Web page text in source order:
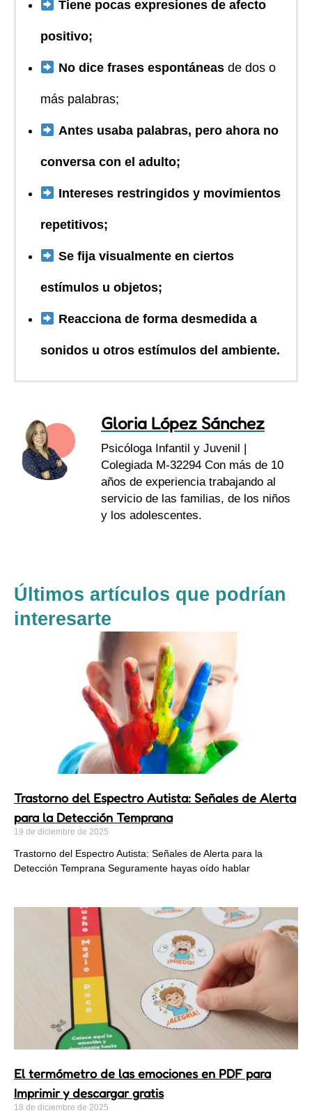
Tiene pocas expresiones de afecto
positivo;
No dice frases espontáneasde dos o
más palabras;
Antes usaba palabras, pero ahora no
conversa con el adulto;
Intereses restringidos y movimientos
repetitivos;
Se fija visualmente en ciertos
estímulos u objetos;
Reacciona de forma desmedida a
sonidos u otros estímulos del ambiente.
Gloria López Sánchez
Psicóloga Infantil y Juvenil |
Colegiada M-32294 Con más de 10
años de experiencia trabajando al
servicio de las familias, de los niños
y los adolescentes.
Últimos artículos que podrían
interesarte
Trastorno del Espectro Autista: Señales de Alerta
para la Detección Temprana
19 de diciembre de 2025
Trastorno del Espectro Autista: Señales de Alerta para la
Detección Temprana Seguramente hayas oído hablar
El termómetro de las emociones en PDF para
Imprimir y descargar gratis
18 de diciembre de 2025